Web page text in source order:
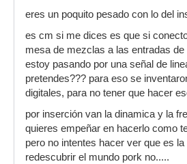
eres un poquito pesado con lo del
es cm si me dices es que si
mesa de mezclas a las entradas
estoy pasando por una señal de
pretendes??? para eso se
digitales, para no tener que hacer
por inserción van la dinamica y la
quieres empeñar en hacerlo como
pero no intentes hacer ver que es
redescubrir el mundo pork no.....